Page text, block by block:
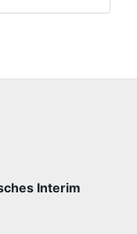
Interim